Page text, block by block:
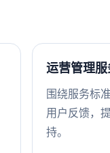
运营管理服
围绕服务标
用户反馈，
持。